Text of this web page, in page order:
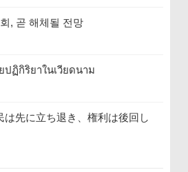
, 곧 해체될 전망
ฏิกิริยาในเวียดนาม
は先に立ち退き、権利は後回し